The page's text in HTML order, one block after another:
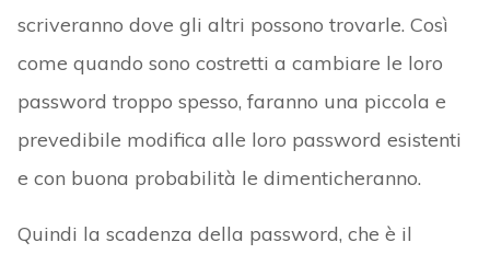
scriveranno dove gli altri possono trovarle. Così
come quando sono costretti a cambiare le loro
password troppo spesso, faranno una piccola e
prevedibile modifica alle loro password esistenti
e con buona probabilità le dimenticheranno.
Quindi la scadenza della password, che è il